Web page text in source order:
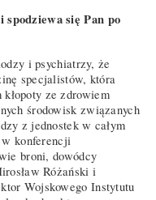
się Pan po
i psychiatrzy, że
specjalistów, która
kłopoty ze zdrowiem
środowisk związanych
z jednostek w całym
konferencji
broni, dowódcy
Różański i
Wojskowego Instytutu